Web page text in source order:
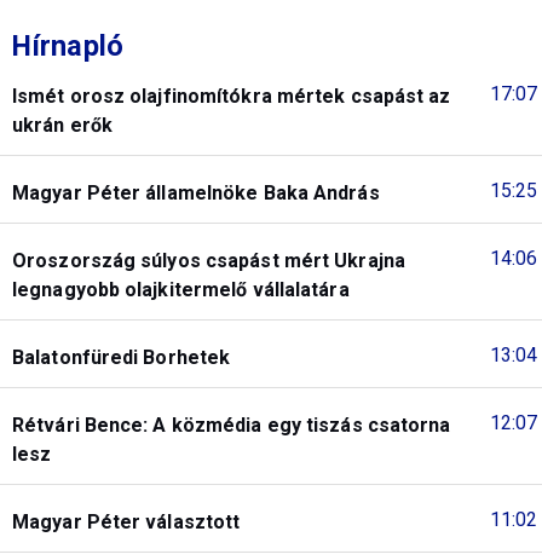
Hírnapló
17:07
Ismét orosz olajfinomítókra mértek csapást az
ukrán erők
15:25
Magyar Péter államelnöke Baka András
14:06
Oroszország súlyos csapást mért Ukrajna
legnagyobb olajkitermelő vállalatára
13:04
Balatonfüredi Borhetek
12:07
Rétvári Bence: A közmédia egy tiszás csatorna
lesz
11:02
Magyar Péter választott